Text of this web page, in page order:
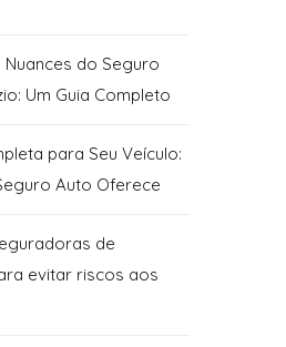
Nuances do Seguro
Um Guia Completo
para Seu Veículo:
Auto Oferece
de
evitar riscos aos